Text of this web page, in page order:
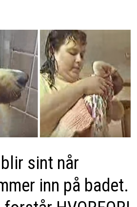
sint når
inn på badet.